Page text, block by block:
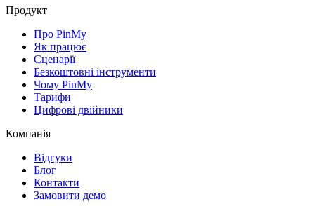
Продукт
Про PinMy
Як працює
Сценарії
Безкоштовні інструменти
Чому PinMy
Тарифи
Цифрові двійники
Компанія
Відгуки
Блог
Контакти
Замовити демо